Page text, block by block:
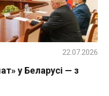
у Беларусі — з
22.07.2026